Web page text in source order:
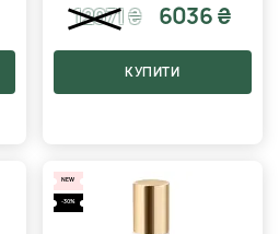
12071₴ 6036 ₴
КУПИТИ
NEW
-30%